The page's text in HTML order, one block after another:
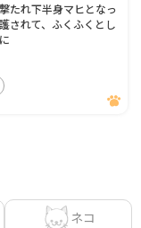
たれ下半身マヒとなっ
されて、ふくふくとし
ネコ